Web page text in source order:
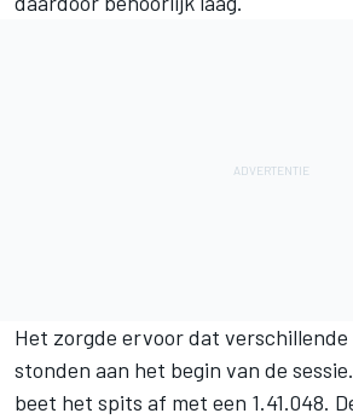
Het zorgde ervoor dat
stonden aan het begin van de sessie.
beet het spits af met een 1.41.048.